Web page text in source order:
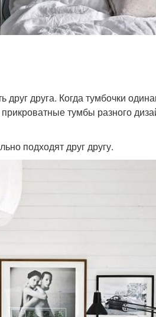
друга. Когда тумбочки
тумбы разного
подходят друг другу.